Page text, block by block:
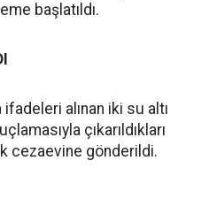
başlatıldı.
alınan iki su altı
çıkarıldıkları
cezaevine gönderildi.